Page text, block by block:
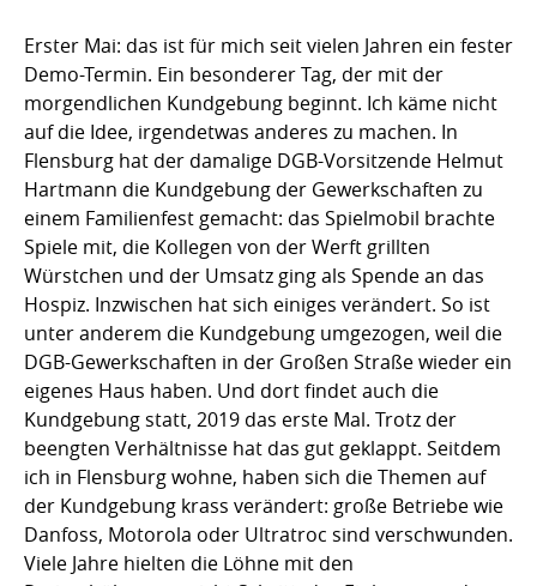
Erster Mai: das ist für mich seit vielen Jahren ein fester
Demo-Termin. Ein besonderer Tag, der mit der
morgendlichen Kundgebung beginnt. Ich käme nicht
auf die Idee, irgendetwas anderes zu machen. In
Flensburg hat der damalige DGB-Vorsitzende Helmut
Hartmann die Kundgebung der Gewerkschaften zu
einem Familienfest gemacht: das Spielmobil brachte
Spiele mit, die Kollegen von der Werft grillten
Würstchen und der Umsatz ging als Spende an das
Hospiz. Inzwischen hat sich einiges verändert. So ist
unter anderem die Kundgebung umgezogen, weil die
DGB-Gewerkschaften in der Großen Straße wieder ein
eigenes Haus haben. Und dort findet auch die
Kundgebung statt, 2019 das erste Mal. Trotz der
beengten Verhältnisse hat das gut geklappt. Seitdem
ich in Flensburg wohne, haben sich die Themen auf
der Kundgebung krass verändert: große Betriebe wie
Danfoss, Motorola oder Ultratroc sind verschwunden.
Viele Jahre hielten die Löhne mit den